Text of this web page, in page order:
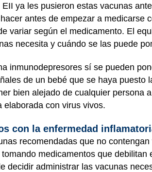
ya les pusieron estas vacunas
antes de empezar a medicarse
variar según el medicamento. El
necesita y cuándo se las puede
inmunodepresores sí se pueden
de un bebé que se haya puesto
bien alejado de cualquier persona
elaborada con virus vivos.
con la enfermedad
recomendadas que no
medicamentos que debilitan
decidir administrar las vacunas